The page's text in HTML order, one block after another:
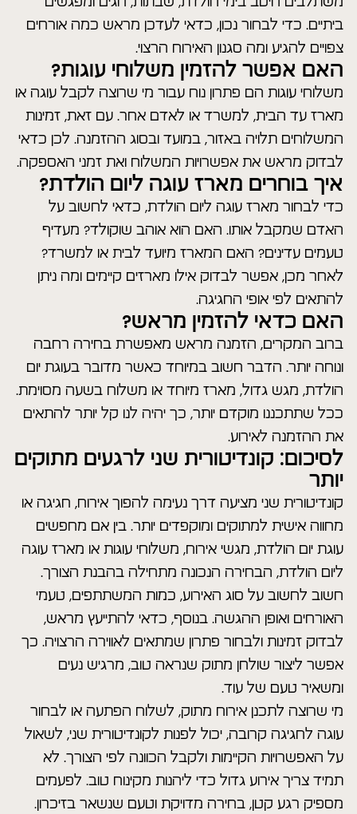
ביתיים. כדי לבחור נכון, כדאי לעדכן מראש כמה אורחים
צפויים להגיע ומה סגנון האירוח הרצוי.
האם אפשר להזמין משלוחי עוגות?
משלוחי עוגות הם פתרון נוח עבור מי שרוצה לקבל עוגה או
מארז עד הבית, למשרד או לאדם אחר. עם זאת, זמינות
המשלוחים תלויה באזור, במועד ובסוג ההזמנה. לכן כדאי
לבדוק מראש את אפשרויות המשלוח ואת זמני האספקה.
איך בוחרים מארז עוגה ליום הולדת?
כדי לבחור מארז עוגה ליום הולדת, כדאי לחשוב על
האדם שמקבל אותו. האם הוא אוהב שוקולד? מעדיף
טעמים עדינים? האם המארז מיועד לבית או למשרד?
לאחר מכן, אפשר לבדוק אילו מארזים קיימים ומה ניתן
להתאים לפי אופי החגיגה.
האם כדאי להזמין מראש?
ברוב המקרים, הזמנה מראש מאפשרת בחירה רחבה
ונוחה יותר. הדבר חשוב במיוחד כאשר מדובר בעוגת יום
הולדת, מגש גדול, מארז מיוחד או משלוח בשעה מסוימת.
ככל שתתכננו מוקדם יותר, כך יהיה לנו קל יותר להתאים
את ההזמנה לאירוע.
לסיכום: קונדיטורית שני לרגעים מתוקים
יותר
קונדיטורית שני מציעה דרך נעימה להפוך אירוח, חגיגה או
מחווה אישית למתוקים ומוקפדים יותר. בין אם מחפשים
עוגת יום הולדת, מגשי אירוח, משלוחי עוגות או מארז עוגה
ליום הולדת, הבחירה הנכונה מתחילה בהבנת הצורך.
חשוב לחשוב על סוג האירוע, כמות המשתתפים, טעמי
האורחים ואופן ההגשה. בנוסף, כדאי להתייעץ מראש,
לבדוק זמינות ולבחור פתרון שמתאים לאווירה הרצויה. כך
אפשר ליצור שולחן מתוק שנראה טוב, מרגיש נעים
ומשאיר טעם של עוד.
מי שרוצה לתכנן אירוח מתוק, לשלוח הפתעה או לבחור
עוגה לחגיגה קרובה, יכול לפנות לקונדיטורית שני, לשאול
על האפשרויות הקיימות ולקבל הכוונה לפי הצורך. לא
תמיד צריך אירוע גדול כדי ליהנות מקינוח טוב. לפעמים
מספיק רגע קטן, בחירה מדויקת וטעם שנשאר בזיכרון.